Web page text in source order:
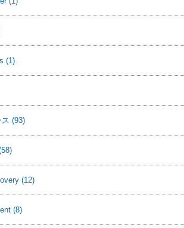
(1)
(93)
(12)
(8)